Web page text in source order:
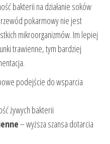
bakterii na działanie soków
pokarmowy nie jest
mikroorganizmów. Im lepiej
trawienne, tym bardziej
podejście do wsparcia
żywych bakterii
– wyższa szansa dotarcia